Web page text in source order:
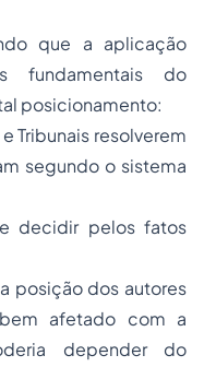
que a aplicação
fundamentais do
posicionamento:
Tribunais resolverem
segundo o sistema
decidir pelos fatos
posição dos autores
afetado com a
depender do